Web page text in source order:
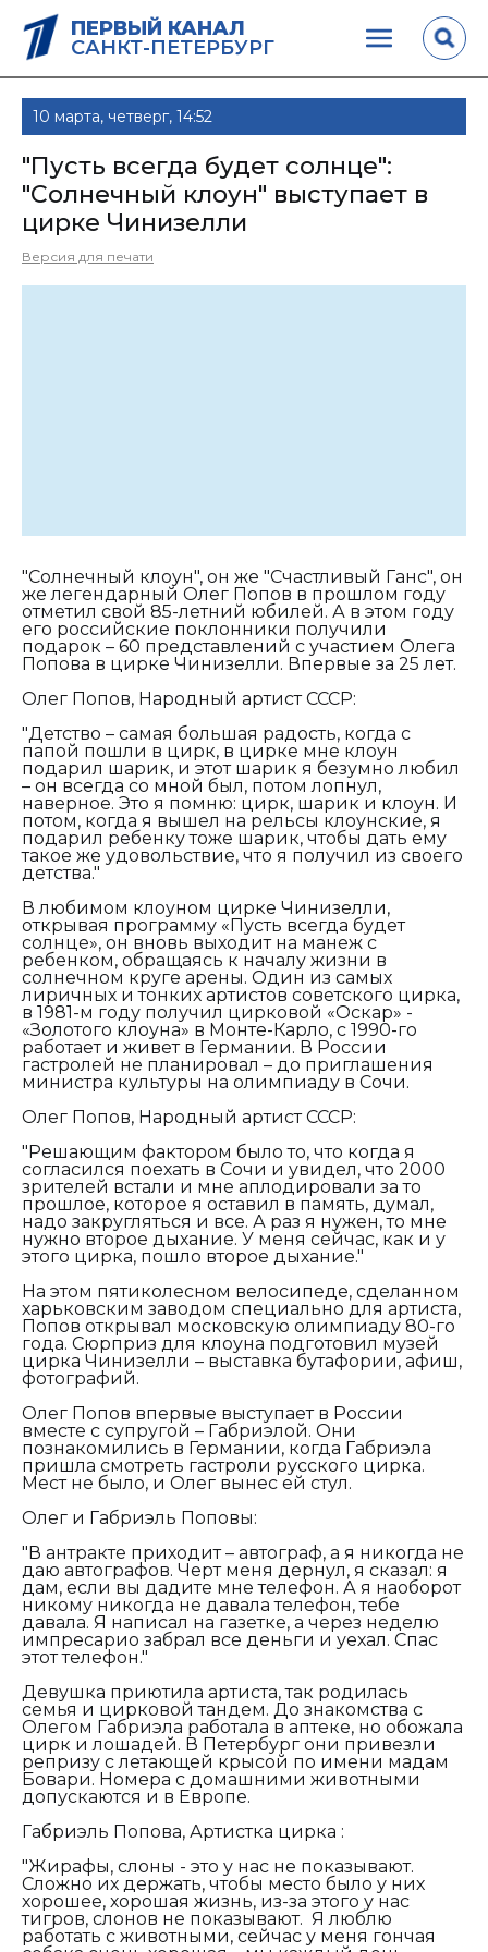
ПЕРВЫЙ КАНАЛ
САНКТ-ПЕТЕРБУРГ
10 марта, четверг, 14:52
"Пусть всегда будет солнце":
"Солнечный клоун" выступает в
цирке Чинизелли
Версия для печати
"Солнечный клоун", он же "Счастливый Ганс", он
же легендарный Олег Попов в прошлом году
отметил свой 85-летний юбилей. А в этом году
его российские поклонники получили
подарок – 60 представлений с участием Олега
Попова в цирке Чинизелли. Впервые за 25 лет.
Олег Попов, Народный артист СССР:
"Детство – самая большая радость, когда с
папой пошли в цирк, в цирке мне клоун
подарил шарик, и этот шарик я безумно любил
– он всегда со мной был, потом лопнул,
наверное. Это я помню: цирк, шарик и клоун. И
потом, когда я вышел на рельсы клоунские, я
подарил ребенку тоже шарик, чтобы дать ему
такое же удовольствие, что я получил из своего
детства."
В любимом клоуном цирке Чинизелли,
открывая программу «Пусть всегда будет
солнце», он вновь выходит на манеж с
ребенком, обращаясь к началу жизни в
солнечном круге арены. Один из самых
лиричных и тонких артистов советского цирка,
в 1981-м году получил цирковой «Оскар» -
«Золотого клоуна» в Монте-Карло, с 1990-го
работает и живет в Германии. В России
гастролей не планировал – до приглашения
министра культуры на олимпиаду в Сочи.
Олег Попов, Народный артист СССР:
"Решающим фактором было то, что когда я
согласился поехать в Сочи и увидел, что 2000
зрителей встали и мне аплодировали за то
прошлое, которое я оставил в память, думал,
надо закругляться и все. А раз я нужен, то мне
нужно второе дыхание. У меня сейчас, как и у
этого цирка, пошло второе дыхание."
На этом пятиколесном велосипеде, сделанном
харьковским заводом специально для артиста,
Попов открывал московскую олимпиаду 80-го
года. Сюрприз для клоуна подготовил музей
цирка Чинизелли – выставка бутафории, афиш,
фотографий.
Олег Попов впервые выступает в России
вместе с супругой – Габриэлой. Они
познакомились в Германии, когда Габриэла
пришла смотреть гастроли русского цирка.
Мест не было, и Олег вынес ей стул.
Олег и Габриэль Поповы:
"В антракте приходит – автограф, а я никогда не
даю автографов. Черт меня дернул, я сказал: я
дам, если вы дадите мне телефон. А я наоборот
никому никогда не давала телефон, тебе
давала. Я написал на газетке, а через неделю
импресарио забрал все деньги и уехал. Спас
этот телефон."
Девушка приютила артиста, так родилась
семья и цирковой тандем. До знакомства с
Олегом Габриэла работала в аптеке, но обожала
цирк и лошадей. В Петербург они привезли
репризу с летающей крысой по имени мадам
Бовари. Номера с домашними животными
допускаются и в Европе.
Габриэль Попова, Артистка цирка :
"Жирафы, слоны - это у нас не показывают.
Сложно их держать, чтобы место было у них
хорошее, хорошая жизнь, из-за этого у нас
тигров, слонов не показывают. Я люблю
работать с животными, сейчас у меня гончая